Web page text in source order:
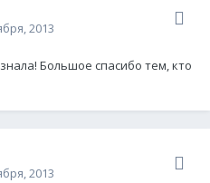
2013
Большое спасибо тем, кто
2013